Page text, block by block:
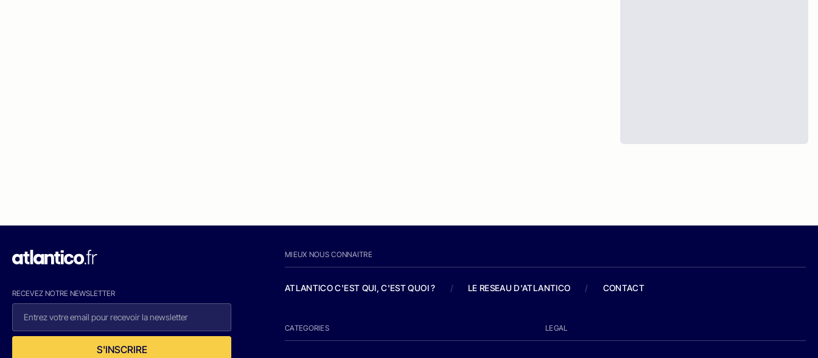
RECEVEZ NOTRE NEWSLETTER
S'INSCRIRE
MIEUX NOUS CONNAITRE
ATLANTICO C'EST QUI, C'EST QUOI ? / LE RESEAU D'ATLANTICO / CONTACT
CATEGORIES LEGAL